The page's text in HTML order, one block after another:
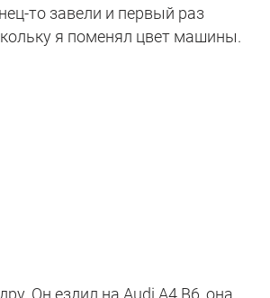
то завели и первый раз
я поменял цвет машины.
Он ездил на Audi A4 B6, она